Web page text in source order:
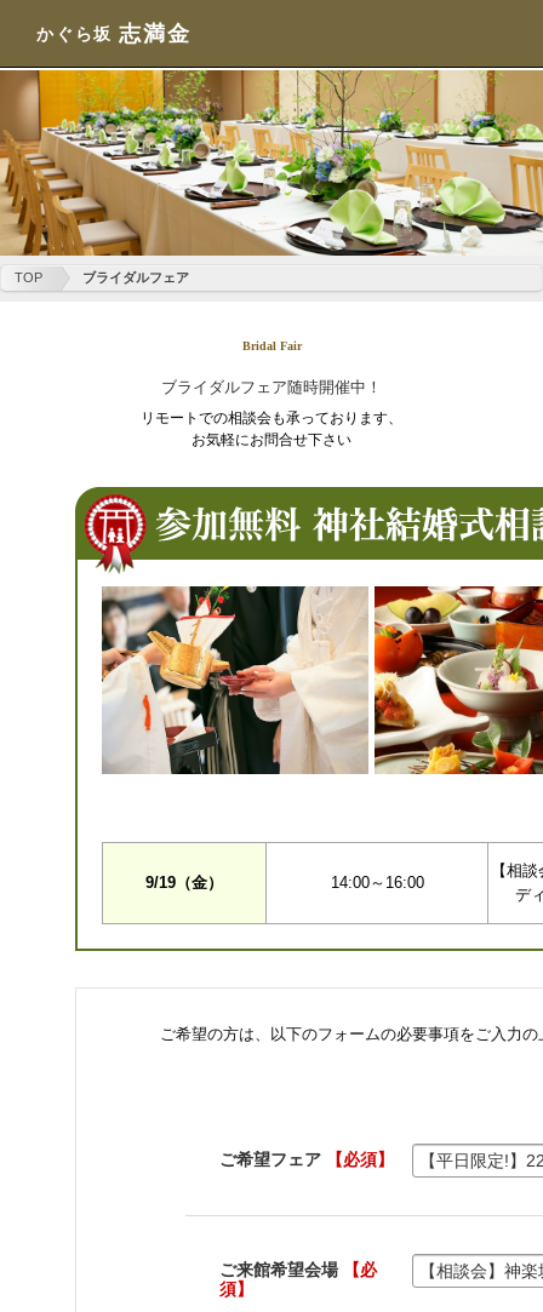
かぐら坂 志満金
TOP ブライダルフェア
Bridal Fair
ブライダルフェア随時開催中！
リモートでの相談会も承っております、
お気軽にお問合せ下さい
9/19（金） 14:00～16:00
【相
デ